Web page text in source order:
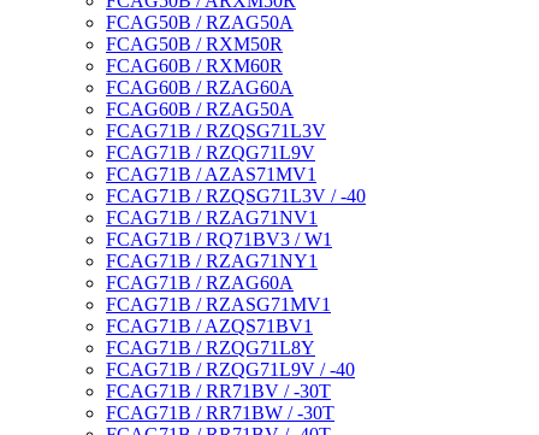
FCAG50B / RZAG50A
FCAG50B / RXM50R
FCAG60B / RXM60R
FCAG60B / RZAG60A
FCAG60B / RZAG50A
FCAG71B / RZQSG71L3V
FCAG71B / RZQG71L9V
FCAG71B / AZAS71MV1
FCAG71B / RZQSG71L3V / -40
FCAG71B / RZAG71NV1
FCAG71B / RQ71BV3 / W1
FCAG71B / RZAG71NY1
FCAG71B / RZAG60A
FCAG71B / RZASG71MV1
FCAG71B / AZQS71BV1
FCAG71B / RZQG71L8Y
FCAG71B / RZQG71L9V / -40
FCAG71B / RR71BV / -30T
FCAG71B / RR71BW / -30T